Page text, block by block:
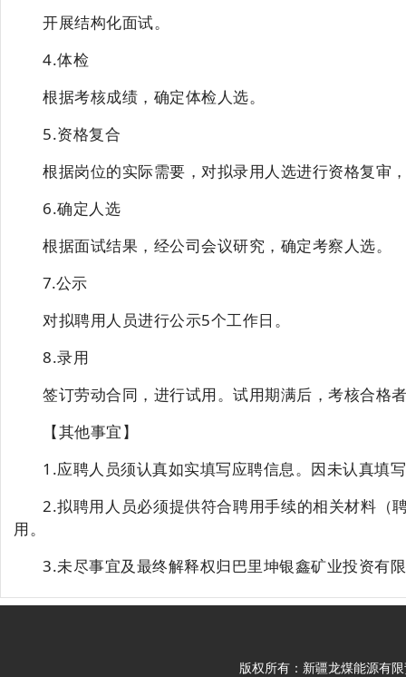
开展结构化面试。
4.体检
根据考核成绩，确定体检人选。
5.资格复合
根据岗位的实际需要，对拟录用人选进行资格复审
6.确定人选
根据面试结果，经公司会议研究，确定考察人选。
7.公示
对拟聘用人员进行公示5个工作日。
8.录用
签订劳动合同，进行试用。试用期满后，考核合格
【其他事宜】
1.应聘人员须认真如实填写应聘信息。因未认真填
2.拟聘用人员必须提供符合聘用手续的相关材料（
用。
3.未尽事宜及最终解释权归巴里坤银鑫矿业投资有
版权所有：新疆龙煤能源有限